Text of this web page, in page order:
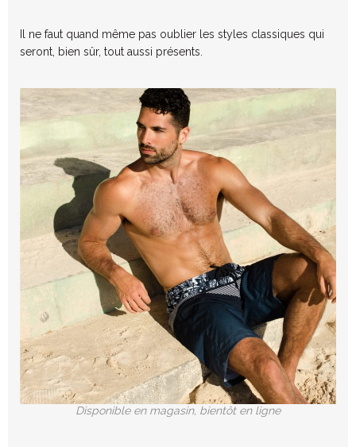
Il ne faut quand même pas oublier les styles classiques qui
seront, bien sûr, tout aussi présents.
Disponible en magasin, bientôt en ligne